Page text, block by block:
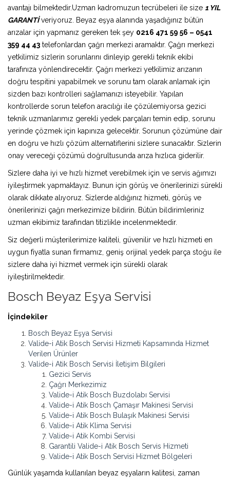
avantajı bilmektedir.Uzman kadromuzun tecrübeleri ile size 1 YIL
GARANTİveriyoruz. Beyaz eşya alanında yaşadığınız bütün
arızalar için yapmanız gereken tek şey 0216 471 59 56 – 0541
359 44 43 telefonlardan çağrı merkezi aramaktır. Çağrı merkezi
yetkilimiz sizlerin sorunlarını dinleyip gerekli teknik ekibi
tarafınıza yönlendirecektir. Çağrı merkezi yetkilimiz arızanın
doğru tespitini yapabilmek ve sorunu tam olarak anlamak için
sizden bazı kontrolleri sağlamanızı isteyebilir. Yapılan
kontrollerde sorun telefon aracılığı ile çözülemiyorsa gezici
teknik uzmanlarımız gerekli yedek parçaları temin edip, sorunu
yerinde çözmek için kapınıza gelecektir. Sorunun çözümüne dair
en doğru ve hızlı çözüm alternatiflerini sizlere sunacaktır. Sizlerin
onay vereceği çözümü doğrultusunda arıza hızlıca giderilir.
Sizlere daha iyi ve hızlı hizmet verebilmek için ve servis ağımızı
iyileştirmek yapmaktayız. Bunun için görüş ve önerilerinizi sürekli
olarak dikkate alıyoruz. Sizlerde aldığınız hizmeti, görüş ve
önerilerinizi çağrı merkezimize bildirin. Bütün bildirimleriniz
uzman ekibimiz tarafından titizlikle incelenmektedir.
Siz değerli müşterilerimize kaliteli, güvenilir ve hızlı hizmeti en
uygun fiyatla sunan firmamız, geniş orijinal yedek parça stoğu ile
sizlere daha iyi hizmet vermek için sürekli olarak
iyileştirilmektedir.
Bosch Beyaz Eşya Servisi
İçindekiler
Bosch Beyaz Eşya Servisi
Valide-i Atik Bosch Servisi Hizmeti Kapsamında Hizmet
Verilen Ürünler
Valide-i Atik Bosch Servisi İletişim Bilgileri
Gezici Servis
Çağrı Merkezimiz
Valide-i Atik Bosch Buzdolabı Servisi
Valide-i Atik Bosch Çamaşır Makinesi Servisi
Valide-i Atik Bosch Bulaşık Makinesi Servisi
Valide-i Atik Klima Servisi
Valide-i Atik Kombi Servisi
Garantili Valide-i Atik Bosch Servis Hizmeti
Valide-i Atik Bosch Servisi Hizmet Bölgeleri
Günlük yaşamda kullanılan beyaz eşyaların kalitesi, zaman